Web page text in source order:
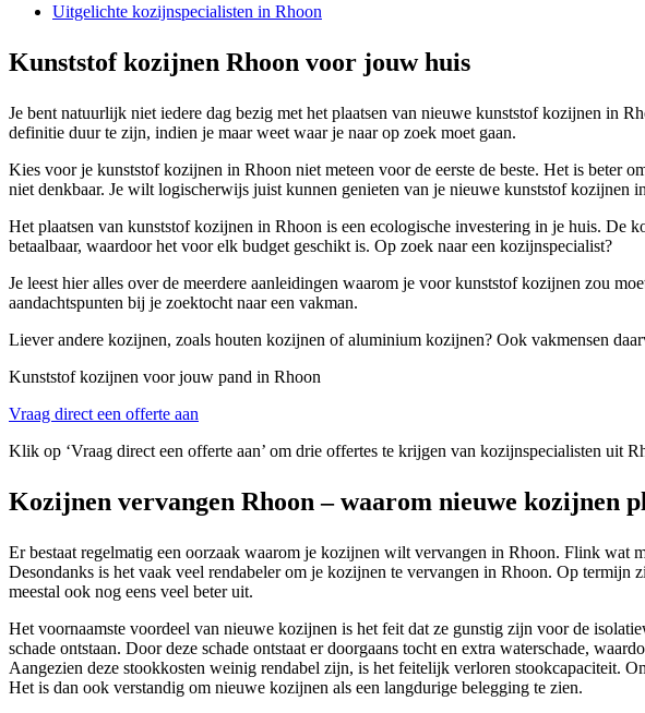
Uitgelichte kozijnspecialisten in Rhoon
Kunststof kozijnen Rhoon voor jouw huis
Je bent natuurlijk niet iedere dag bezig met het plaatsen van nieuwe kunststof kozijnen in
definitie duur te zijn, indien je maar weet waar je naar op zoek moet gaan.
Kies voor je kunststof kozijnen in Rhoon niet meteen voor de eerste de beste. Het is beter
niet denkbaar. Je wilt logischerwijs juist kunnen genieten van je nieuwe kunststof
Het plaatsen van kunststof kozijnen in Rhoon is een ecologische investering in je huis. De
betaalbaar, waardoor het voor elk budget geschikt is. Op zoek naar een kozijnspecialist?
Je leest hier alles over de meerdere aanleidingen waarom je voor kunststof kozijnen zou
aandachtspunten bij je zoektocht naar een vakman.
Liever andere kozijnen, zoals houten kozijnen of aluminium kozijnen? Ook vakmensen
Kunststof kozijnen voor jouw pand in Rhoon
Vraag direct een offerte aan
Klik op ‘Vraag direct een offerte aan’ om drie offertes te krijgen van kozijnspecialisten
Kozijnen vervangen Rhoon – waarom nieuwe kozijnen
Er bestaat regelmatig een oorzaak waarom je kozijnen wilt vervangen in Rhoon. Flink wat
Desondanks is het vaak veel rendabeler om je kozijnen te vervangen in Rhoon. Op termijn
meestal ook nog eens veel beter uit.
Het voornaamste voordeel van nieuwe kozijnen is het feit dat ze gunstig zijn voor de
schade ontstaan. Door deze schade ontstaat er doorgaans tocht en extra waterschade,
Aangezien deze stookkosten weinig rendabel zijn, is het feitelijk verloren stookcapaciteit.
Het is dan ook verstandig om nieuwe kozijnen als een langdurige belegging te zien.